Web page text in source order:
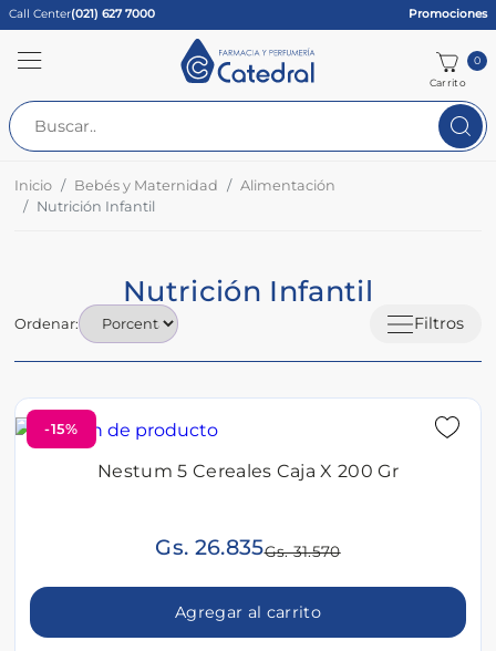
Call Center(021) 627 7000 Promociones
Carrito
0
Inicio Bebés y Maternidad
Alimentación
Nutrición Infantil
Nutrición Infantil
Filtros
Ordenar:
-15%
Nestum 5 Cereales Caja X 200 Gr
Gs. 26.835Gs. 31.570
Agregar al carrito